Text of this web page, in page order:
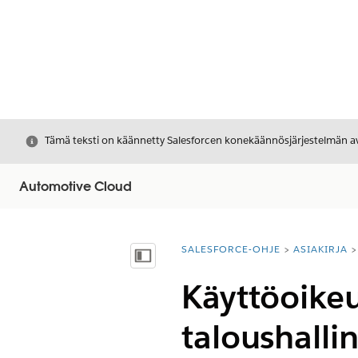
Sulje
Tämä teksti on käännetty Salesforcen konekäännösjärjestelmän
Automotive Cloud
Näytä sisällysluettelo
Olet tässä:
SALESFORCE-OHJE ASIAKIRJA